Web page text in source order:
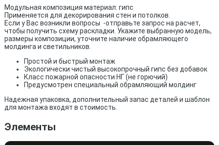
Модульная композиция материал: гипс
Применяется для декорирования стен и потолков.
Если у Вас возникли вопросы -отправьте запрос на расчет,
чтобы получить схему раскладки. Укажите выбранную модель,
размеры композиции, уточните наличие обрамляющего
молдинга и светильников.
Простой и быстрый монтаж
Экологически чистый высокопрочный гипс без добавок
Класс пожарной опасности НГ (не горючий)
Предусмотрен специальный обрамляющий молдинг
Надежная упаковка, дополнительный запас деталей и шаблон
для монтажа входят в стоимость.
Элементы